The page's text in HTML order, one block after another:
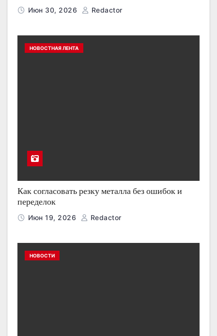
Июн 30, 2026 Redactor
НОВОСТНАЯ ЛЕНТА
Как согласовать резку металла без ошибок и
переделок
Июн 19, 2026 Redactor
НОВОСТИ